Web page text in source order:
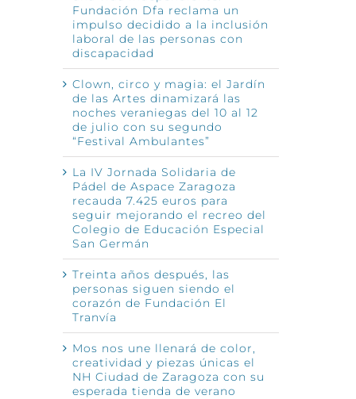
Fundación Dfa reclama un
impulso decidido a la inclusión
laboral de las personas con
discapacidad
Clown, circo y magia: el Jardín
de las Artes dinamizará las
noches veraniegas del 10 al 12
de julio con su segundo
“Festival Ambulantes”
La IV Jornada Solidaria de
Pádel de Aspace Zaragoza
recauda 7.425 euros para
seguir mejorando el recreo del
Colegio de Educación Especial
San Germán
Treinta años después, las
personas siguen siendo el
corazón de Fundación El
Tranvía
Mos nos une llenará de color,
creatividad y piezas únicas el
NH Ciudad de Zaragoza con su
esperada tienda de verano